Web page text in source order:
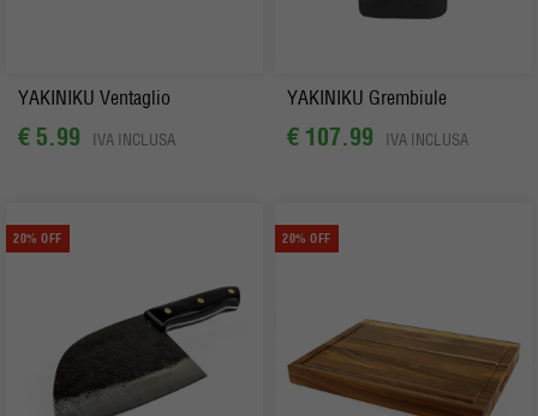
YAKINIKU Ventaglio
€ 5.99 IVA INCLUSA
YAKINIKU Grembiule
€ 107.99 IVA INCLUSA
20% OFF 20% OFF